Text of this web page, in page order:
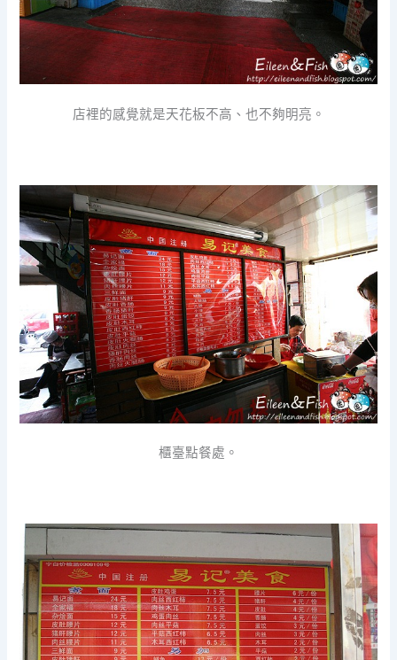
店裡的感覺就是天花板不高、也不夠明亮。
櫃臺點餐處。